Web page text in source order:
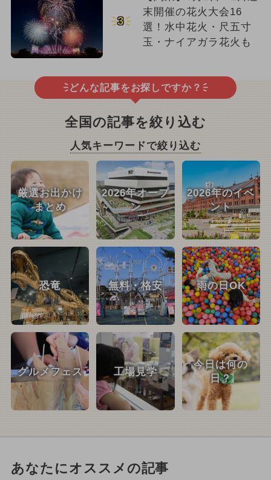
3
末開催の花火大会16
選！水中花火・尺五寸
玉・ナイアガラ花火も
どんな記事をお探しですか？
全国の記事を絞り込む
人気キーワードで絞り込む
厳選お出かけ
まとめ
2026年オープ
ン
2026年のイベ
ント
恐竜 無料・格安 雨の日OK
グルメフェス 工場見学
今日は何の
日？
あなたにオススメの記事